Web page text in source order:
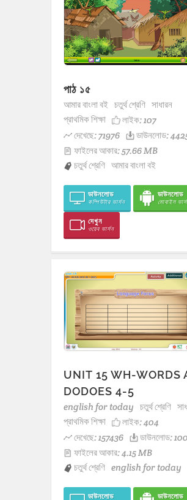
পাঠ ১৫
আমার বাংলা বই চতুর্থ শ্রেণি সাধারন
প্রাথমিক শিক্ষা
লাইক:107
দেখেছে: 71976
ডাউনলোড:
ফাইলের আকার: 57.66 MB
চতুর্থ শ্রেণি আমার বাংলা বই
ডাউনলোড
কম্পিউটার ভার্সন
ডাউনলোড
মোবাইল
দেখুন
ওয়েব ভার্সন
UNIT 15 WH-WORDS
DODOES 4-5
english for today চতুর্থ শ্রেণি
প্রাথমিক শিক্ষা
লাইক:404
দেখেছে: 157436
ডাউনলোড:
ফাইলের আকার: 4.15 MB
চতুর্থ শ্রেণি english for today
ডাউনলোড ডাউনলোড